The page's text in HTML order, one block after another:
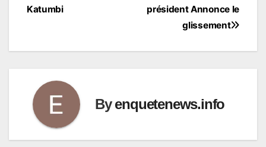
l’article
président Annonce le
glissement
Katumbi
Byenquetenews.info